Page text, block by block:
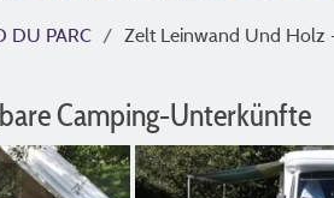
DU PARC Zelt Leinwand Und Holz
Camping-Unterkünfte